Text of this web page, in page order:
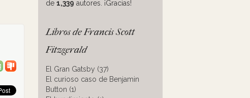
de 1,339 autores. ¡Gracias!
Libros de Francis Scott
Fitzgerald
El Gran Gatsby (37)
El curioso caso de Benjamin
Button (1)